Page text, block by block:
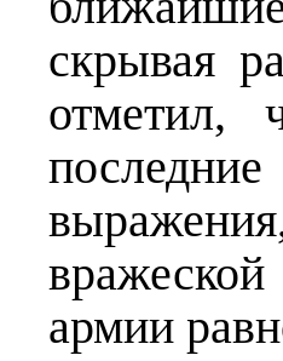
скрывая
отметил,
армии